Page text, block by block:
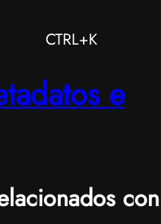
CTRL+K
e
con